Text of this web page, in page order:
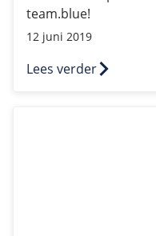
team.blue!
12 juni 2019
Lees verder